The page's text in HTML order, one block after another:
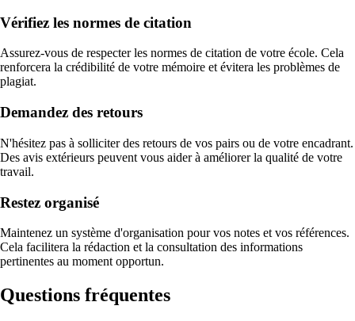
Vérifiez les normes de citation
Assurez-vous de respecter les normes de citation de votre école. Cela
renforcera la crédibilité de votre mémoire et évitera les problèmes de
plagiat.
Demandez des retours
N'hésitez pas à solliciter des retours de vos pairs ou de votre encadrant.
Des avis extérieurs peuvent vous aider à améliorer la qualité de votre
travail.
Restez organisé
Maintenez un système d'organisation pour vos notes et vos références.
Cela facilitera la rédaction et la consultation des informations
pertinentes au moment opportun.
Questions fréquentes